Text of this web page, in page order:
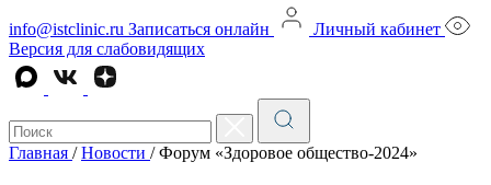
info@istclinic.ru Записаться онлайн
Личный кабинет
Версия для слабовидящих
Главная / Новости / Форум «Здоровое общество-2024»